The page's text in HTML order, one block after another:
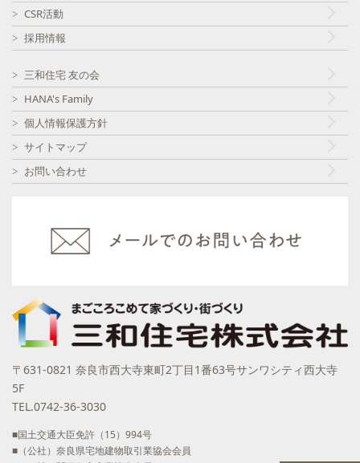
CSR活動
採用情報
三和住宅 友の会
HANA's Family
個人情報保護方針
サイトマップ
お問い合わせ
〒631-0821 奈良市西大寺東町2丁目1番63号サンワシティ西大寺
5F
TEL.0742-36-3030
■国土交通大臣免許（15）994号
■（公社）奈良県宅地建物取引業協会会員